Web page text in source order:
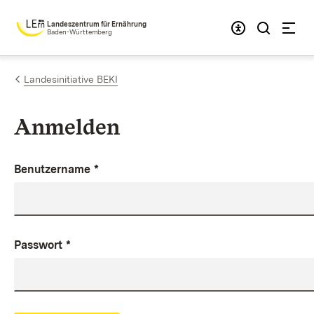
Zum Inhalt springen
Landeszentrum für Ernährung
Baden-Württemberg
Landesinitiative BEKI
Anmelden
Benutzername *
Passwort *